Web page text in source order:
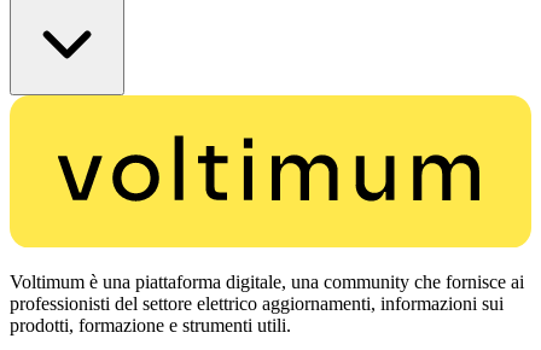
Voltimum è una piattaforma digitale, una community che fornisce ai
professionisti del settore elettrico aggiornamenti, informazioni sui
prodotti, formazione e strumenti utili.